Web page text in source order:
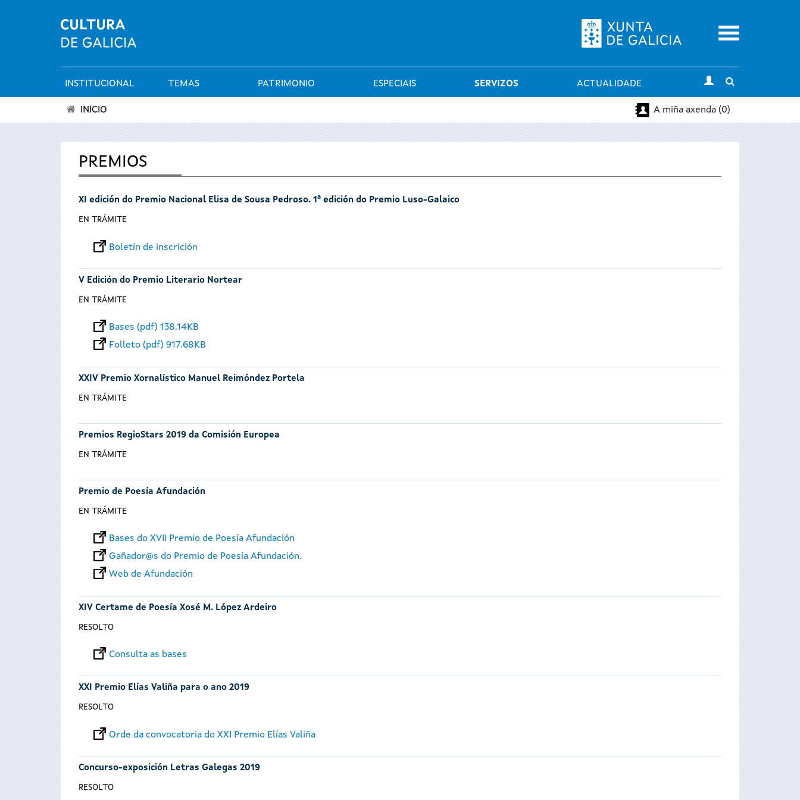
Menu
Menú
principal
INSTITUCIONAL TEMAS PATRIMONIO ESPECIAIS SERVIZOS ACTUALIDADE
search
está
INICIO A miña axenda (0)
PREMIOS
XI edición do Premio Nacional Elisa de Sousa Pedroso. 1ª edición do Premio Luso-Galaico
EN TRÁMITE
Boletín de inscrición
V Edición do Premio Literario Nortear
EN TRÁMITE
Bases (pdf) 138.14KB
Folleto (pdf) 917.68KB
XXIV Premio Xornalístico Manuel Reimóndez Portela
EN TRÁMITE
Premios RegioStars 2019 da Comisión Europea
EN TRÁMITE
Premio de Poesía Afundación
EN TRÁMITE
Bases do XVII Premio de Poesía Afundación
Gañador@s do Premio de Poesía Afundación.
Web de Afundación
XIV Certame de Poesía Xosé M. López Ardeiro
RESOLTO
Consulta as bases
XXI Premio Elías Valiña para o ano 2019
RESOLTO
Orde da convocatoria do XXI Premio Elías Valiña
Concurso-exposición Letras Galegas 2019
RESOLTO